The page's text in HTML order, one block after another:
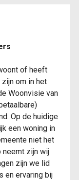
of heeft
om in het
Woonvisie van
Op de huidige
een woning in
niet het
neemt zijn wij
zijn we lid
en ervaring bij